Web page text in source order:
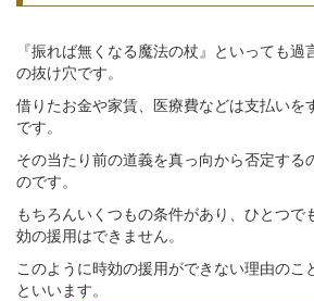
『振れば無くなる魔法の杖』といっても
の抜け穴です。
借りたお金や家賃、医療費などは支払いを
です。
その当たり前の道義を真っ向から否定する
のです。
もちろんいくつもの条件があり、ひとつで
効の援用はできません。
このように時効の援用ができない理由のこ
といいます。